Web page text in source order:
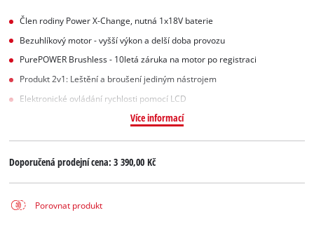
Člen rodiny Power X-Change, nutná 1x18V baterie
Bezuhlíkový motor - vyšší výkon a delší doba provozu
PurePOWER Brushless - 10letá záruka na motor po registraci
Produkt 2v1: Leštění a broušení jediným nástrojem
Elektronické ovládání rychlosti pomocí LCD
Více informací
Doporučená prodejní cena:3 390,00 Kč
Porovnat produkt